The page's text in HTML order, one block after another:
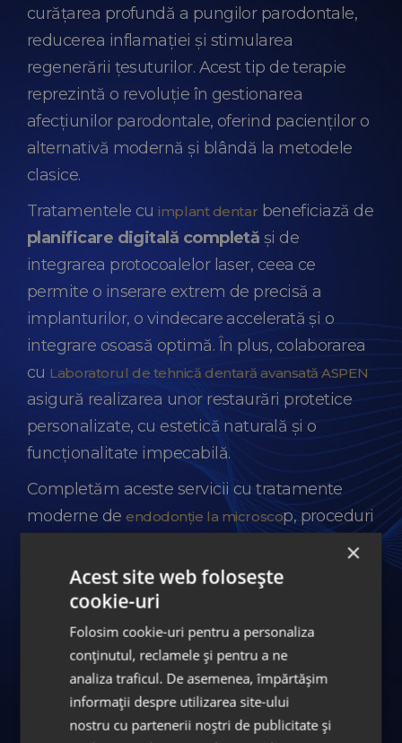
curățarea profundă a pungilor parodontale,
reducerea inflamației și stimularea
regenerării țesuturilor. Acest tip de terapie
reprezintă o revoluție în gestionarea
afecțiunilor parodontale, oferind pacienților o
alternativă modernă și blândă la metodele
clasice.
Tratamentele cuimplant dentar beneficiază de
planificare digitală completă și de
integrarea protocoalelor laser, ceea ce
permite o inserare extrem de precisă a
implanturilor, o vindecare accelerată și o
integrare osoasă optimă. În plus, colaborarea
cu Laboratorul de tehnică dentară avansată ASPEN
asigură realizarea unor restaurări protetice
personalizate, cu estetică naturală și o
funcționalitate impecabilă.
Completăm aceste servicii cu tratamente
moderne de endodonție la microscop, proceduri
adulților, și soluții comprehensive de
restaurare protetică, toate realizate sub
același protocol de excelență medicală.
Servicii stomatologice
disponibile la DENT ESTET
×
Acest site web folosește
cookie-uri
Folosim cookie-uri pentru a personaliza
conținutul, reclamele și pentru a ne
analiza traficul. De asemenea, împărtășim
informații despre utilizarea site-ului
nostru cu partenerii noștri de publicitate și